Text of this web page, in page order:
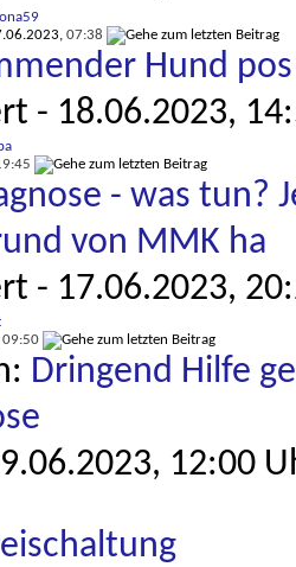
07:38
Hund
- 18.06.2023,
- was tun?
von MMK ha
- 17.06.2023,
09:50
Dringend Hilfe
12:00